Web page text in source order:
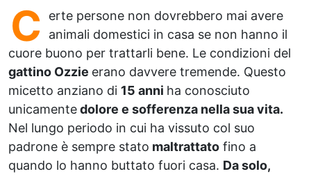
C
erte persone non dovrebbero mai avere
animali domestici in casa se non hanno il
cuore buono per trattarli bene. Le condizioni del
gattino Ozzie erano davvere tremende. Questo
micetto anziano di 15 anni ha conosciuto
unicamentedolore e sofferenza nella sua vita.
Nel lungo periodo in cui ha vissuto col suo
padrone è sempre stato maltrattato fino a
quando lo hanno buttato fuori casa. Da solo,